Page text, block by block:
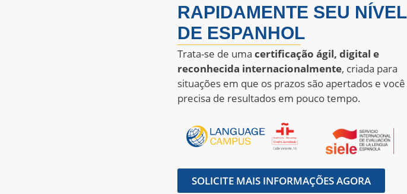
RAPIDAMENTE SEU NÍVEL
DE ESPANHOL
Trata-se de uma certificação ágil, digital e
reconhecida internacionalmente, criada para
situações em que os prazos são apertados e você
precisa de resultados em pouco tempo.
SOLICITE MAIS INFORMAÇÕES AGORA